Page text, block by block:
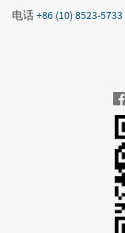
电话+86 (10) 8523-5733